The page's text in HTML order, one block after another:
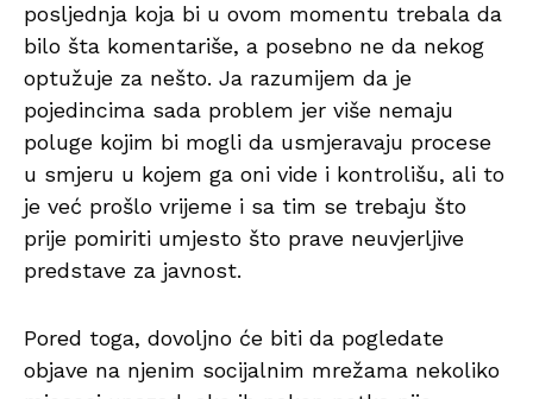
posljednja koja bi u ovom momentu trebala da
bilo šta komentariše, a posebno ne da nekog
optužuje za nešto. Ja razumijem da je
pojedincima sada problem jer više nemaju
poluge kojim bi mogli da usmjeravaju procese
u smjeru u kojem ga oni vide i kontrolišu, ali to
je već prošlo vrijeme i sa tim se trebaju što
prije pomiriti umjesto što prave neuvjerljive
predstave za javnost.
Pored toga, dovoljno će biti da pogledate
objave na njenim socijalnim mrežama nekoliko